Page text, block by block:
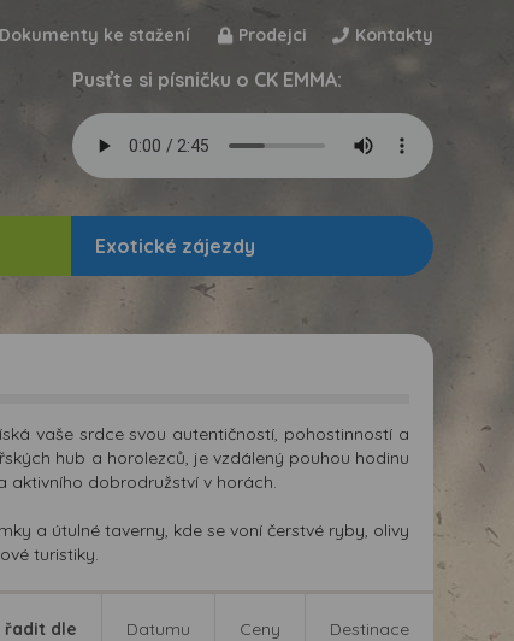
Dokumenty ke stažení Prodejci Kontakty
Pusťte si písničku o CK EMMA:
Exotické zájezdy
vaše srdce svou autentičností, pohostinností a
hub a horolezců, je vzdálený pouhou hodinu
aktivního dobrodružství v horách.
a útulné taverny, kde se voní čerstvé ryby, olivy
turistiky.
řadit dle Datumu Ceny Destinace